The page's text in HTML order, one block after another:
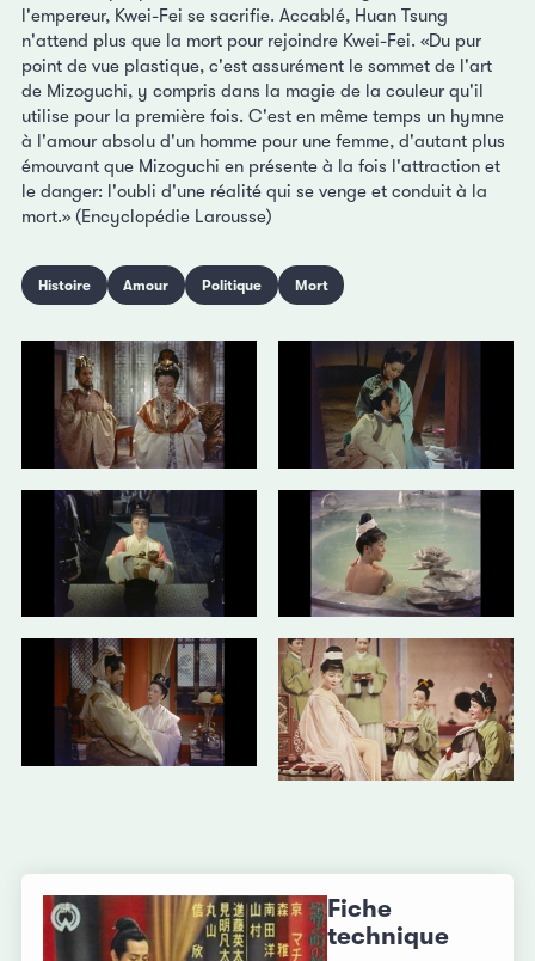
l'empereur, Kwei-Fei se sacrifie. Accablé, Huan Tsung
n'attend plus que la mort pour rejoindre Kwei-Fei. «Du pur
point de vue plastique, c'est assurément le sommet de l'art
de Mizoguchi, y compris dans la magie de la couleur qu'il
utilise pour la première fois. C'est en même temps un hymne
à l'amour absolu d'un homme pour une femme, d'autant plus
émouvant que Mizoguchi en présente à la fois l'attraction et
le danger: l'oubli d'une réalité qui se venge et conduit à la
mort.» (Encyclopédie Larousse)
Histoire Amour Politique Mort
Fiche
technique